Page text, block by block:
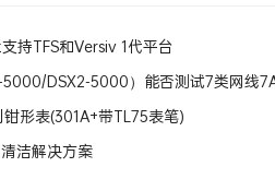
持TFS和Versiv 1代平台
DSX2-5000）能否测试7类网线
形表(301A+带TL75表笔)
洁解决方案